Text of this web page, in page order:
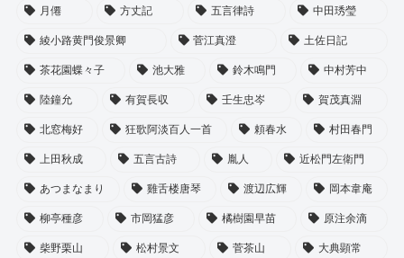
月僊 方丈記 五言律詩 中田琇瑩
綾小路黄門俊景卿 菅江真澄 土佐日記
茶花園蝶々子 池大雅 鈴木鳴門 中村芳中
陸鐘允 有賀長収 壬生忠岑 賀茂真淵
北窓梅好 狂歌阿淡百人一首 頼春水 村田春門
上田秋成 五言古詩 胤人 近松門左衛門
あつまなまり 雞舌楼唐琴 渡辺広輝 岡本韋庵
柳亭種彦 市岡猛彦 橘樹園早苗 原注余滴
柴野栗山 松村景文 菅茶山 大典顕常